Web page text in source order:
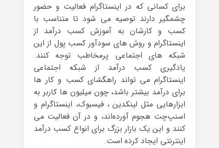
برای کسانی که در اینستاگرام فعالیت و حضور
چشمگیر دارند توصیه می شود تا متناسب با
کسب و کارشان به آموزش کسب درآمد از
اینستاگرام و روش های سودآور کسب پول از این
شبکه های اجتماعی پرمخاطب توجه کنند.
یادگیری کسب درآمد از شبکه اجتماعی
اینستاگرام می تواند راهگشای کسب و کار ها
برای درآمد بیشتر باشد، چون میلیون ها کاربر به
ابزارهایی مثل لینکدین ، فیسبوک، اینستاگرام و
اسنپ‌چت هجوم آورده‌اند، و در آن فعالیت می
کنند و این یک بازار بزرگ برای انواع کسب درآمد
اینترنتی ایجاد کرده است.